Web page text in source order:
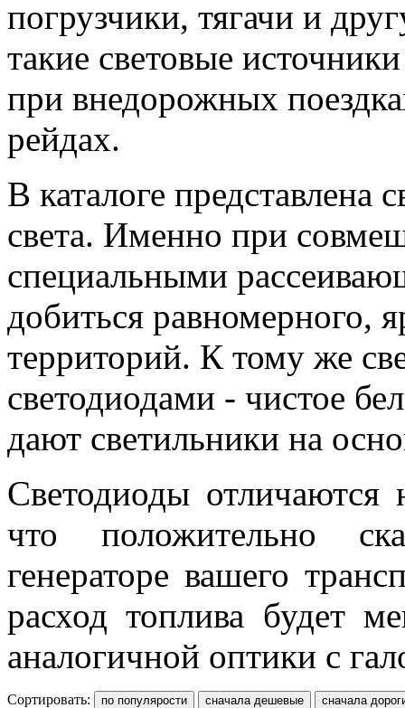
погрузчики, тягачи и
такие световые
при внедорожных
рейдах.
В каталоге представлена
света. Именно при
специальными
добиться равномерного,
территорий. К тому же
светодиодами - чистое
дают светильники на
Светодиоды отличаются
что положительно
генераторе вашего
расход топлива будет
аналогичной оптики с
Сортировать: